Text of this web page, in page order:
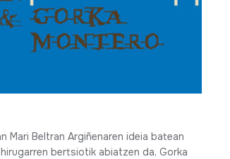
Mari Beltran Argiñenaren ideia batean
bertsiotik abiatzen da, Gorka